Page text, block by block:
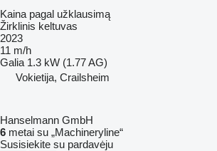
Kaina pagal užklausimą
Žirklinis keltuvas
2023
11 m/h
Galia 1.3 kW (1.77 AG)
Vokietija, Crailsheim
Hanselmann GmbH
6 metai su „Machineryline“
Susisiekite su pardavėju